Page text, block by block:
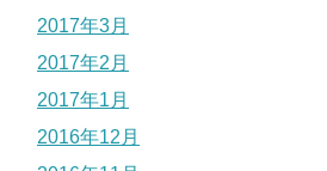
2017年3月
2017年2月
2017年1月
2016年12月